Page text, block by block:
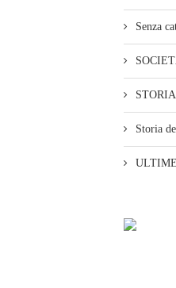
Senza
STORIA
Storia